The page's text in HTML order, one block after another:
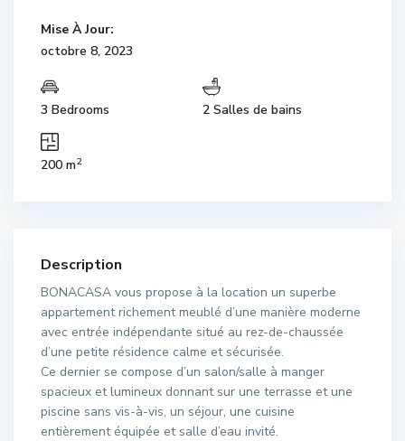
Mise À Jour:
octobre 8, 2023
3 Bedrooms 2 Salles de bains
200 m2
Description
BONACASA vous propose à la location un superbe
appartement richement meublé d’une manière moderne
avec entrée indépendante situé au rez-de-chaussée
d’une petite résidence calme et sécurisée.
Ce dernier se compose d’un salon/salle à manger
spacieux et lumineux donnant sur une terrasse et une
piscine sans vis-à-vis, un séjour, une cuisine
entièrement équipée et salle d’eau invité.